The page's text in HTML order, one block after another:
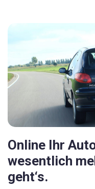
Online Ihr
wesentlich
geht‘s.